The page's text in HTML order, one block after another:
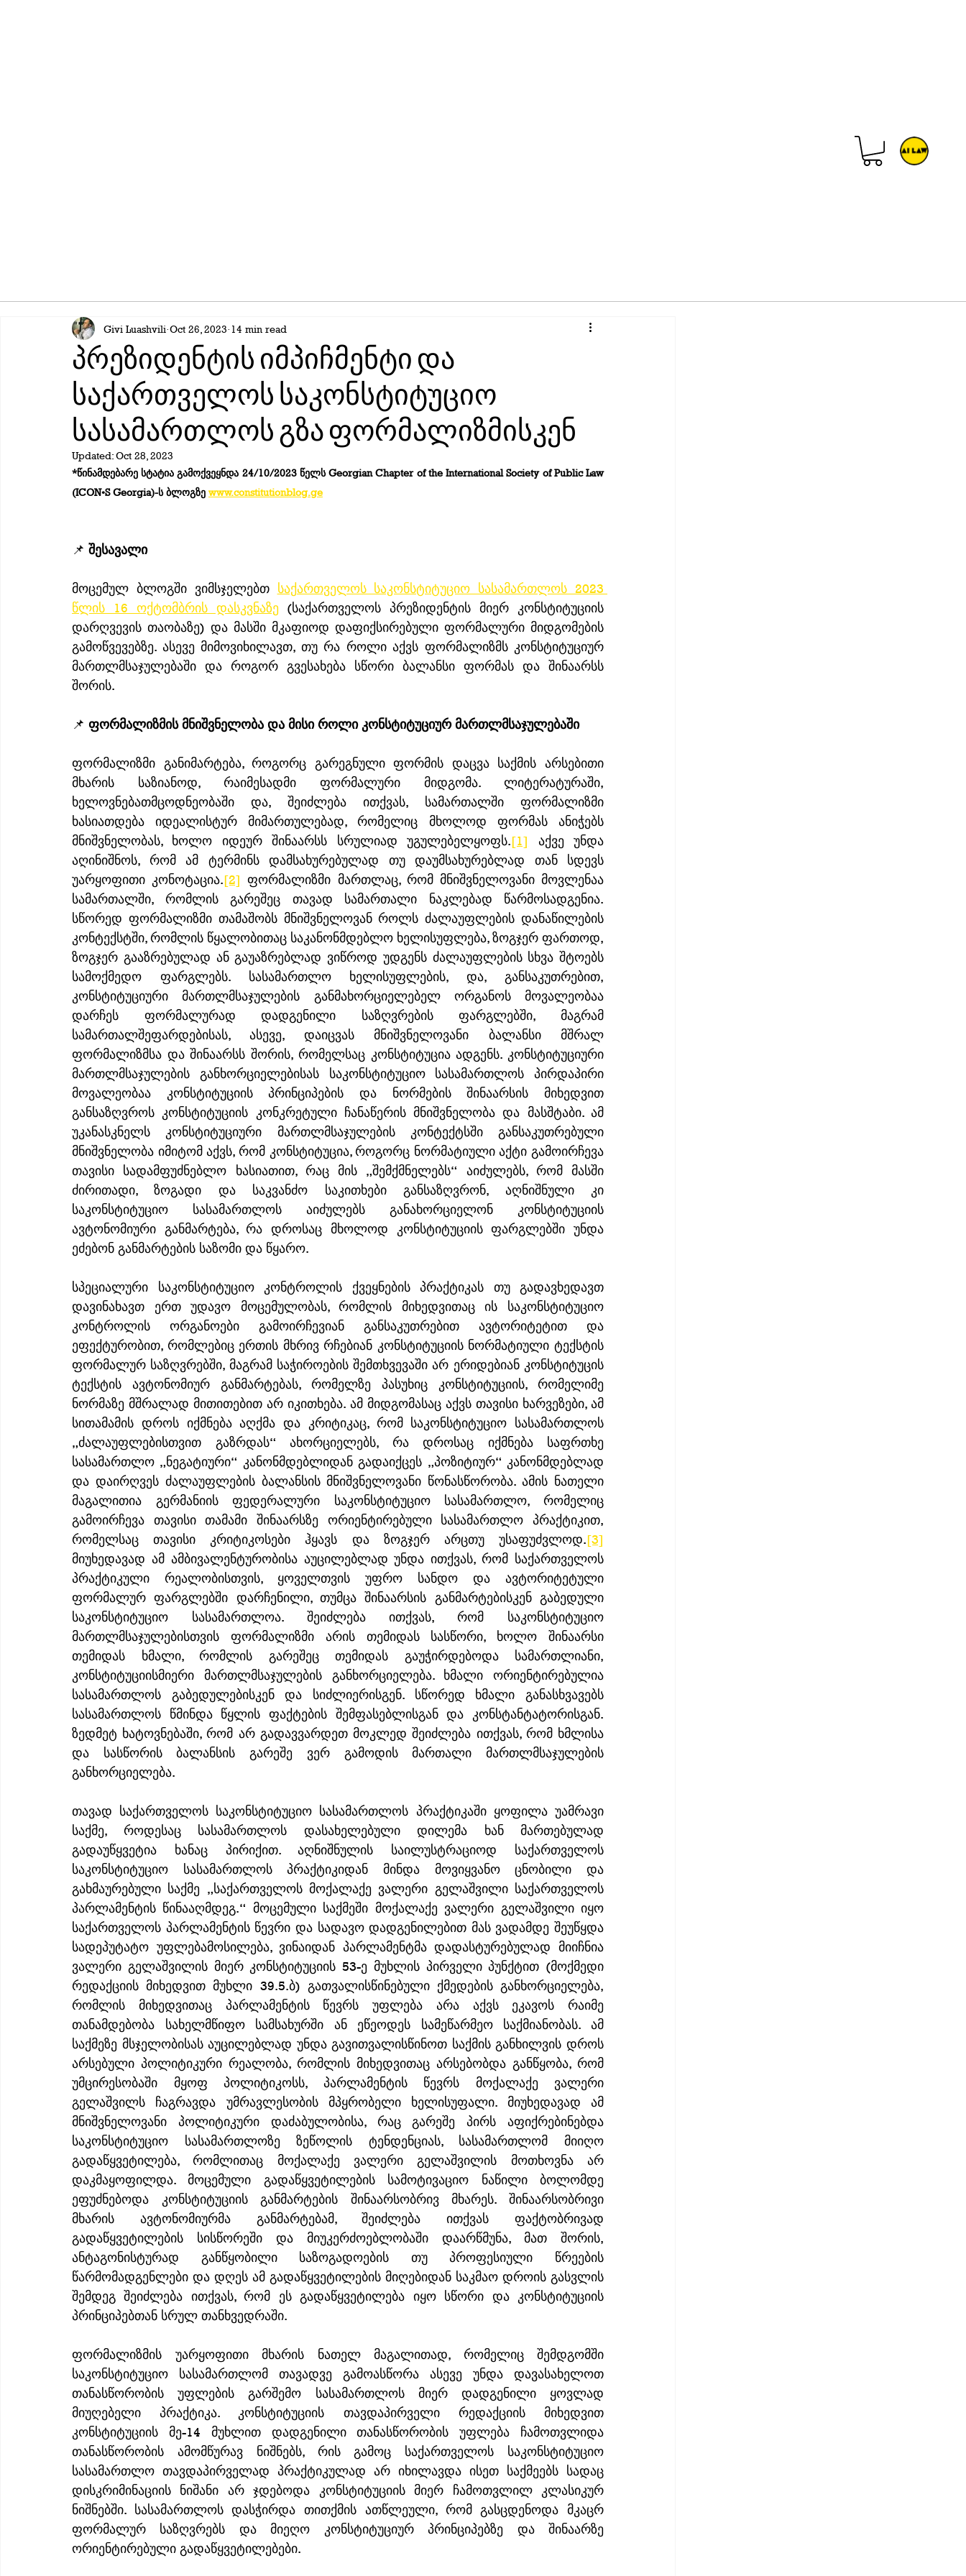
პრეზიდენტის იმპიჩმენტი და
საქართველოს საკონსტიტუციო
სასამართლოს გზა ფორმალიზმისკენ
Givi Luashvili Oct 26, 2023 14 min read
Updated:Oct 28, 2023
*წინამდებარე სტატია გამოქვეყნდა 24/10/2023 წელს Georgian Chapter of the International Society of Public Law
(ICON•S Georgia)-ს ბლოგზე www.constitutionblog.ge
📌 შესავალი
მოცემულ ბლოგში ვიმსჯელებთ საქართველოს საკონსტიტუციო სასამართლოს 2023
წლის 16 ოქტომბრის დასკვნაზე (საქართველოს პრეზიდენტის მიერ კონსტიტუციის
დარღვევის თაობაზე) და მასში მკაფიოდ დაფიქსირებული ფორმალური მიდგომების
გამოწვევებზე. ასევე მიმოვიხილავთ, თუ რა როლი აქვს ფორმალიზმს კონსტიტუციურ
მართლმსაჯულებაში და როგორ გვესახება სწორი ბალანსი ფორმას და შინაარსს
შორის.
📌 ფორმალიზმის მნიშვნელობა და მისი როლი კონსტიტუციურ მართლმსაჯულებაში
ფორმალიზმი განიმარტება, როგორც გარეგნული ფორმის დაცვა საქმის არსებითი
მხარის საზიანოდ, რაიმესადმი ფორმალური მიდგომა. ლიტერატურაში,
ხელოვნებათმცოდნეობაში და, შეიძლება ითქვას, სამართალში ფორმალიზმი
ხასიათდება იდეალისტურ მიმართულებად, რომელიც მხოლოდ ფორმას ანიჭებს
მნიშვნელობას, ხოლო იდეურ შინაარსს სრულიად უგულებელყოფს.[1]
აქვე უნდა
აღინიშნოს, რომ ამ ტერმინს დამსახურებულად თუ დაუმსახურებლად თან სდევს
უარყოფითი კონოტაცია.[2] ფორმალიზმი მართლაც, რომ მნიშვნელოვანი მოვლენაა
სამართალში, რომლის გარეშეც თავად სამართალი ნაკლებად წარმოსადგენია.
სწორედ ფორმალიზმი თამაშობს მნიშვნელოვან როლს ძალაუფლების დანაწილების
კონტექსტში, რომლის წყალობითაც საკანონმდებლო ხელისუფლება, ზოგჯერ ფართოდ,
ზოგჯერ გააზრებულად ან გაუაზრებლად ვიწროდ უდგენს ძალაუფლების სხვა შტოებს
სამოქმედო ფარგლებს. სასამართლო ხელისუფლების, და, განსაკუთრებით,
კონსტიტუციური მართლმსაჯულების განმახორციელებელ ორგანოს მოვალეობაა
დარჩეს ფორმალურად დადგენილი საზღვრების ფარგლებში, მაგრამ
სამართალშეფარდებისას, ასევე, დაიცვას მნიშვნელოვანი ბალანსი მშრალ
ფორმალიზმსა და შინაარსს შორის, რომელსაც კონსტიტუცია ადგენს. კონსტიტუციური
მართლმსაჯულების განხორციელებისას საკონსტიტუციო სასამართლოს პირდაპირი
მოვალეობაა კონსტიტუციის პრინციპების და ნორმების შინაარსის მიხედვით
განსაზღვროს კონსტიტუციის კონკრეტული ჩანაწერის მნიშვნელობა და მასშტაბი. ამ
უკანასკნელს კონსტიტუციური მართლმსაჯულების კონტექტსში განსაკუთრებული
მნიშვნელობა იმიტომ აქვს, რომ კონსტიტუცია, როგორც ნორმატიული აქტი გამოირჩევა
თავისი სადამფუძნებლო ხასიათით, რაც მის „შემქმნელებს“ აიძულებს, რომ მასში
ძირითადი, ზოგადი და საკვანძო საკითხები განსაზღვრონ, აღნიშნული კი
საკონსტიტუციო სასამართლოს აიძულებს განახორციელონ კონსტიტუციის
ავტონომიური განმარტება, რა დროსაც მხოლოდ კონსტიტუციის ფარგლებში უნდა
ეძებონ განმარტების საზომი და წყარო.
სპეციალური საკონსტიტუციო კონტროლის ქვეყნების პრაქტიკას თუ გადავხედავთ
დავინახავთ ერთ უდავო მოცემულობას, რომლის მიხედვითაც ის საკონსტიტუციო
კონტროლის ორგანოები გამოირჩევიან განსაკუთრებით ავტორიტეტით და
ეფექტურობით, რომლებიც ერთის მხრივ რჩებიან კონსტიტუციის ნორმატიული ტექსტის
ფორმალურ საზღვრებში, მაგრამ საჭიროების შემთხვევაში არ ერიდებიან კონსტიტუცის
ტექსტის ავტონომიურ განმარტებას, რომელზე პასუხიც კონსტიტუციის, რომელიმე
ნორმაზე მშრალად მითითებით არ იკითხება. ამ მიდგომასაც აქვს თავისი ხარვეზები, ამ
სითამამის დროს იქმნება აღქმა და კრიტიკაც, რომ საკონსტიტუციო სასამართლოს
„ძალაუფლებისთვით გაზრდას“ ახორციელებს, რა დროსაც იქმნება საფრთხე
სასამართლო „ნეგატიური“ კანონმდებლიდან გადაიქცეს „პოზიტიურ“ კანონმდებლად
და დაირღვეს ძალაუფლების ბალანსის მნიშვნელოვანი წონასწორობა. ამის ნათელი
მაგალითია გერმანიის ფედერალური საკონსტიტუციო სასამართლო, რომელიც
გამოირჩევა თავისი თამამი შინაარსზე ორიენტირებული სასამართლო პრაქტიკით,
რომელსაც თავისი კრიტიკოსები ჰყავს და ზოგჯერ არცთუ უსაფუძვლოდ.[3]
მიუხედავად ამ ამბივალენტურობისა აუცილებლად უნდა ითქვას, რომ საქართველოს
პრაქტიკული რეალობისთვის, ყოველთვის უფრო სანდო და ავტორიტეტული
ფორმალურ ფარგლებში დარჩენილი, თუმცა შინაარსის განმარტებისკენ გაბედული
საკონსტიტუციო სასამართლოა. შეიძლება ითქვას, რომ საკონსტიტუციო
მართლმსაჯულებისთვის ფორმალიზმი არის თემიდას სასწორი, ხოლო შინაარსი
თემიდას ხმალი, რომლის გარეშეც თემიდას გაუჭირდებოდა სამართლიანი,
კონსტიტუციისმიერი მართლმსაჯულების განხორციელება. ხმალი ორიენტირებულია
სასამართლოს გაბედულებისკენ და სიძლიერისგენ. სწორედ ხმალი განასხვავებს
სასამართლოს წმინდა წყლის ფაქტების შემფასებლისგან და კონსტანტატორისგან.
ზედმეტ ხატოვნებაში, რომ არ გადავვარდეთ მოკლედ შეიძლება ითქვას, რომ ხმლისა
და სასწორის ბალანსის გარეშე ვერ გამოდის მართალი მართლმსაჯულების
განხორციელება.
თავად საქართველოს საკონსტიტუციო სასამართლოს პრაქტიკაში ყოფილა უამრავი
საქმე, როდესაც სასამართლოს დასახელებული დილემა ხან მართებულად
გადაუწყვეტია ხანაც პირიქით. აღნიშნულის საილუსტრაციოდ საქართველოს
საკონსტიტუციო სასამართლოს პრაქტიკიდან მინდა მოვიყვანო ცნობილი და
გახმაურებული საქმე „საქართველოს მოქალაქე ვალერი გელაშვილი საქართველოს
პარლამენტის წინააღმდეგ.“ მოცემული საქმეში მოქალაქე ვალერი გელაშვილი იყო
საქართველოს პარლამენტის წევრი და სადავო დადგენილებით მას ვადამდე შეუწყდა
სადეპუტატო უფლებამოსილება, ვინაიდან პარლამენტმა დადასტურებულად მიიჩნია
ვალერი გელაშვილის მიერ კონსტიტუციის 53-ე მუხლის პირველი პუნქტით (მოქმედი
რედაქციის მიხედვით მუხლი 39.5.ბ) გათვალისწინებული ქმედების განხორციელება,
რომლის მიხედვითაც პარლამენტის წევრს უფლება არა აქვს ეკავოს რაიმე
თანამდებობა სახელმწიფო სამსახურში ან ეწეოდეს სამეწარმეო საქმიანობას. ამ
საქმეზე მსჯელობისას აუცილებლად უნდა გავითვალისწინოთ საქმის განხილვის დროს
არსებული პოლიტიკური რეალობა, რომლის მიხედვითაც არსებობდა განწყობა, რომ
უმცირესობაში მყოფ პოლიტიკოსს, პარლამენტის წევრს მოქალაქე ვალერი
გელაშვილს ჩაგრავდა უმრავლესობის მპყრობელი ხელისუფალი. მიუხედავად ამ
მნიშვნელოვანი პოლიტიკური დაძაბულობისა, რაც გარეშე პირს აფიქრებინებდა
საკონსტიტუციო სასამართლოზე ზეწოლის ტენდენციას, სასამართლომ მიიღო
გადაწყვეტილება, რომლითაც მოქალაქე ვალერი გელაშვილის მოთხოვნა არ
დაკმაყოფილდა. მოცემული გადაწყვეტილების სამოტივაციო ნაწილი ბოლომდე
ეფუძნებოდა კონსტიტუციის განმარტების შინაარსობრივ მხარეს. შინაარსობრივი
მხარის ავტონომიურმა განმარტებამ, შეიძლება ითქვას ფაქტობრივად
გადაწყვეტილების სისწორეში და მიუკერძოებლობაში დაარწმუნა, მათ შორის,
ანტაგონისტურად განწყობილი საზოგადოების თუ პროფესიული წრეების
წარმომადგენლები და დღეს ამ გადაწყვეტილების მიღებიდან საკმაო დროის გასვლის
შემდეგ შეიძლება ითქვას, რომ ეს გადაწყვეტილება იყო სწორი და კონსტიტუციის
პრინციპებთან სრულ თანხვედრაში.
ფორმალიზმის უარყოფითი მხარის ნათელ მაგალითად, რომელიც შემდგომში
საკონსტიტუციო სასამართლომ თავადვე გამოასწორა ასევე უნდა დავასახელოთ
თანასწორობის უფლების გარშემო სასამართლოს მიერ დადგენილი ყოვლად
მიუღებელი პრაქტიკა. კონსტიტუციის თავდაპირველი რედაქციის მიხედვით
კონსტიტუციის მე-14 მუხლით დადგენილი თანასწორობის უფლება ჩამოთვლიდა
თანასწორობის ამომწურავ ნიშნებს, რის გამოც საქართველოს საკონსტიტუციო
სასამართლო თავდაპირველად პრაქტიკულად არ იხილავდა ისეთ საქმეებს სადაც
დისკრიმინაციის ნიშანი არ ჯდებოდა კონსტიტუციის მიერ ჩამოთვლილ კლასიკურ
ნიშნებში. სასამართლოს დასჭირდა თითქმის ათწლეული, რომ გასცდენოდა მკაცრ
ფორმალურ საზღვრებს და მიეღო კონსტიტუციურ პრინციპებზე და შინაარზე
ორიენტირებული გადაწყვეტილებები.